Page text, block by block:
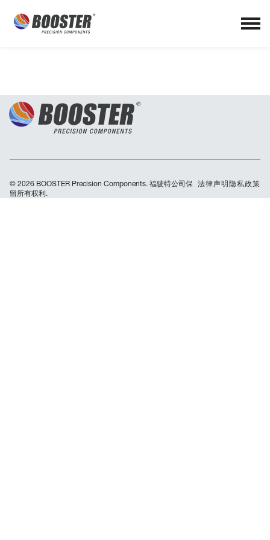
© 2026 BOOSTER Precision Components. 福驶特公司保
留所有权利.
Skip
法律声明 隐私政策